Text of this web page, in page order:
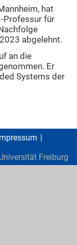
hat
Professur für
abgelehnt.
an die
Er
Systems der
Freiburg